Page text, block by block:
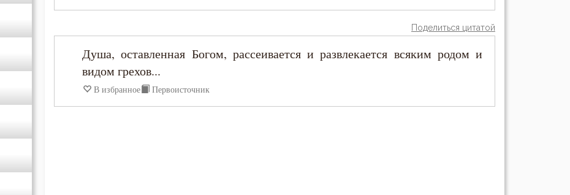
Поделиться цитатой
Душа, оставленная Богом, рассеивается и развлекается всяким родом и
видом грехов...
В избранное Первоисточник